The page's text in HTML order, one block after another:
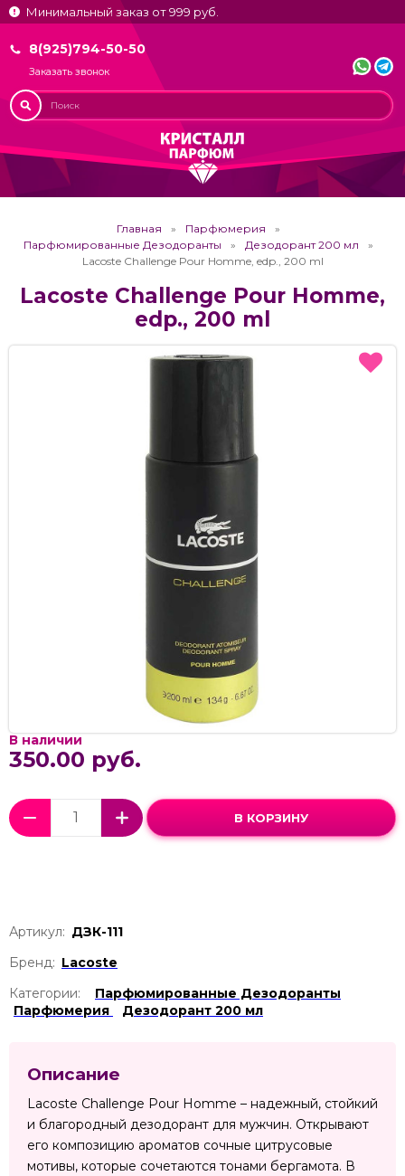
Минимальный заказ от 999 руб.
8(925)794-50-50
Заказать звонок
Главная
Парфюмерия
Парфюмированные Дезодоранты
Дезодорант 200 мл
Lacoste Challenge Pour Homme, edp., 200 ml
Lacoste Challenge Pour Homme,
edp., 200 ml
В наличии
350.00 руб.
В КОРЗИНУ
Артикул: ДЗК-111
Бренд: Lacoste
Категории:
Парфюмированные Дезодоранты
Парфюмерия
Дезодорант 200 мл
Описание
Lacoste Challenge Pour Homme – надежный, стойкий
и благородный дезодорант для мужчин. Открывают
его композицию ароматов сочные цитрусовые
мотивы, которые сочетаются тонами бергамота. В